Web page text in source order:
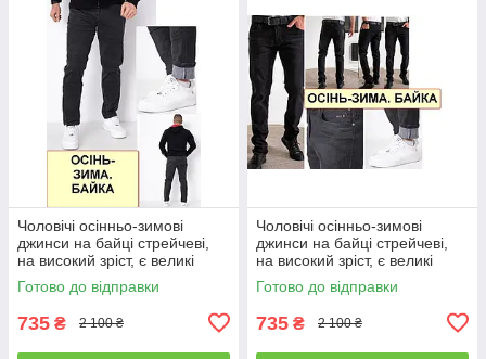
Чоловічі осінньо-зимові
джинси на байці стрейчеві,
на високий зріст, є великі
розміри VINGVGS, Туреччина
Готово до відправки
735 ₴ 2 100 ₴
Чоловічі осінньо-зимові
джинси на байці стрейчеві,
на високий зріст, є великі
розміри VINGVGS, Туреччина
Готово до відправки
735 ₴ 2 100 ₴